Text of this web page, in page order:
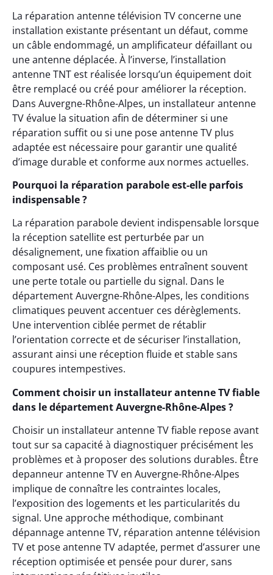
La réparation antenne télévision TV concerne une
installation existante présentant un défaut, comme
un câble endommagé, un amplificateur défaillant ou
une antenne déplacée. À l’inverse, l’installation
antenne TNT est réalisée lorsqu’un équipement doit
être remplacé ou créé pour améliorer la réception.
Dans Auvergne-Rhône-Alpes, un installateur antenne
TV évalue la situation afin de déterminer si une
réparation suffit ou si une pose antenne TV plus
adaptée est nécessaire pour garantir une qualité
d’image durable et conforme aux normes actuelles.
Pourquoi la réparation parabole est-elle parfois
indispensable ?
La réparation parabole devient indispensable lorsque
la réception satellite est perturbée par un
désalignement, une fixation affaiblie ou un
composant usé. Ces problèmes entraînent souvent
une perte totale ou partielle du signal. Dans le
département Auvergne-Rhône-Alpes, les conditions
climatiques peuvent accentuer ces dérèglements.
Une intervention ciblée permet de rétablir
l’orientation correcte et de sécuriser l’installation,
assurant ainsi une réception fluide et stable sans
coupures intempestives.
Comment choisir un installateur antenne TV fiable
dans le département Auvergne-Rhône-Alpes ?
Choisir un installateur antenne TV fiable repose avant
tout sur sa capacité à diagnostiquer précisément les
problèmes et à proposer des solutions durables. Être
depanneur antenne TV en Auvergne-Rhône-Alpes
implique de connaître les contraintes locales,
l’exposition des logements et les particularités du
signal. Une approche méthodique, combinant
dépannage antenne TV, réparation antenne télévision
TV et pose antenne TV adaptée, permet d’assurer une
réception optimisée et pensée pour durer, sans